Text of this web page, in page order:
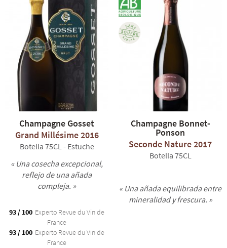
Champagne Gosset
Grand Millésime 2016
Botella 75CL - Estuche
« Una cosecha excepcional,
reflejo de una añada
compleja. »
93 / 100 Experto Revue du Vin de
France
93 / 100 Experto Revue du Vin de
France
Champagne Bonnet-
Ponson
Seconde Nature 2017
Botella 75CL
« Una añada equilibrada entre
mineralidad y frescura. »